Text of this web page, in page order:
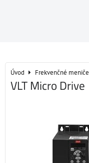
Úvod Frekvenčné meniče
VLT Micro Drive